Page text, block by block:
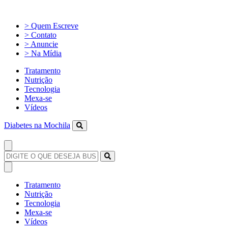
> Quem Escreve
> Contato
> Anuncie
> Na Mídia
Tratamento
Nutrição
Tecnologia
Mexa-se
Vídeos
Diabetes na Mochila
Tratamento
Nutrição
Tecnologia
Mexa-se
Vídeos